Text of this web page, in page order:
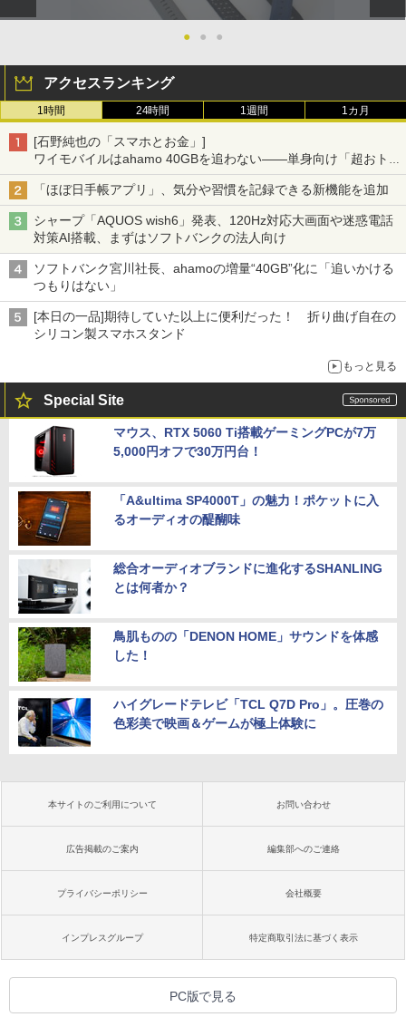
● ● ●
アクセスランキング
1時間 24時間 1週間 1カ月
[石野純也の「スマホとお金」]
ワイモバイルはahamo 40GBを追わない――単身向け「超おトク
割」の安さと1年限定の注意点
「ほぼ日手帳アプリ」、気分や習慣を記録できる新機能を追加
シャープ「AQUOS wish6」発表、120Hz対応大画面や迷惑電話
対策AI搭載、まずはソフトバンクの法人向け
ソフトバンク宮川社長、ahamoの増量“40GB”化に「追いかける
つもりはない」
[本日の一品]期待していた以上に便利だった！ 折り曲げ自在の
シリコン製スマホスタンド
もっと見る
Special Site
マウス、RTX 5060 Ti搭載ゲーミングPCが7万
5,000円オフで30万円台！
「A&ultima SP4000T」の魅力！ポケットに入
るオーディオの醍醐味
総合オーディオブランドに進化するSHANLING
とは何者か？
鳥肌ものの「DENON HOME」サウンドを体感
した！
ハイグレードテレビ「TCL Q7D Pro」。圧巻の
色彩美で映画＆ゲームが極上体験に
本サイトのご利用について お問い合わせ
広告掲載のご案内 編集部へのご連絡
プライバシーポリシー 会社概要
インプレスグループ 特定商取引法に基づく表示
PC版で見る